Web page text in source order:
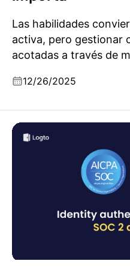
Las habilidades
activa, pero gestionar
acotadas a través de
desafíos más difíciles.
12/26/2025
Los guardianes del
autenticación de